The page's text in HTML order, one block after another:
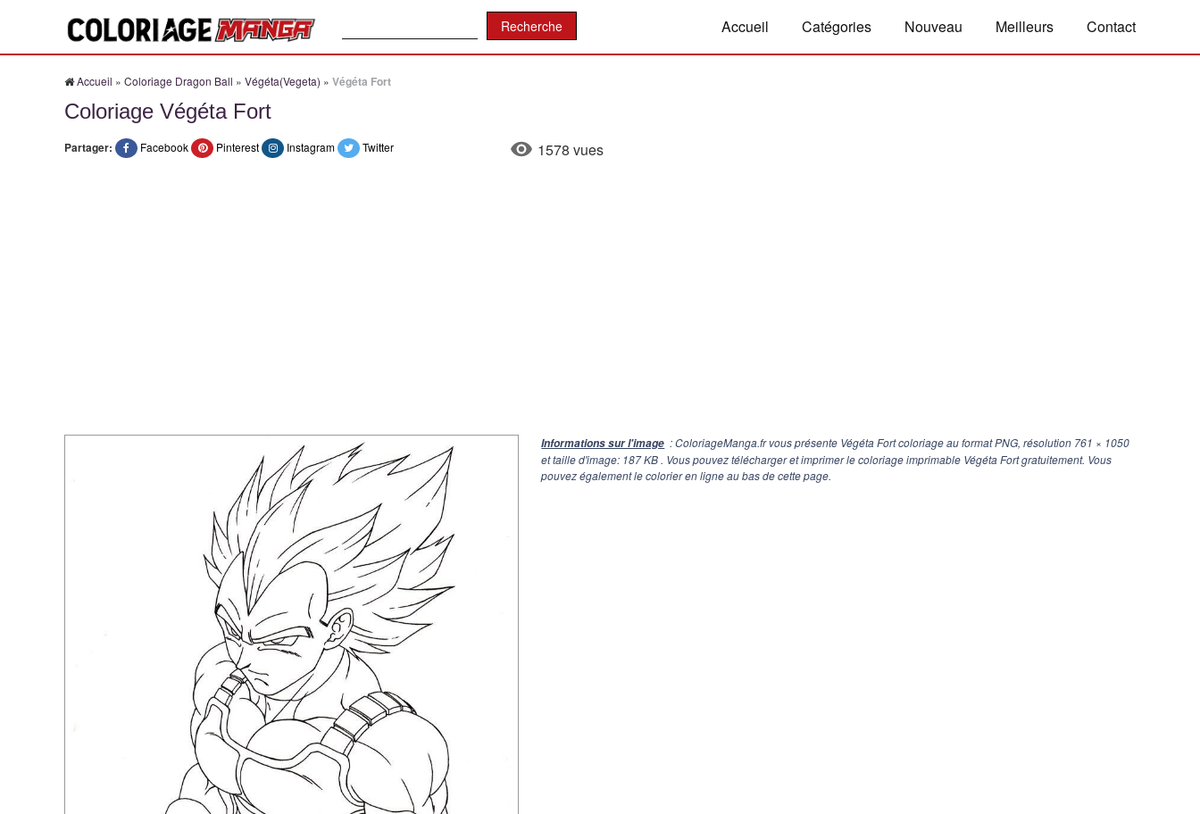
Accueil Catégories Nouveau Meilleurs Contact
Accueil » Coloriage Dragon Ball » Végéta(Vegeta) » Végéta Fort
Coloriage Végéta Fort
Partager: Facebook Pinterest Instagram Twitter 1578 vues
Informations sur l'image : ColoriageManga.fr vous présente Végéta Fort coloriage au format PNG, résolution 761 × 1050
et taille d'image: 187 KB . Vous pouvez télécharger et imprimer le coloriage imprimable Végéta Fort gratuitement. Vous
pouvez également le colorier en ligne au bas de cette page.